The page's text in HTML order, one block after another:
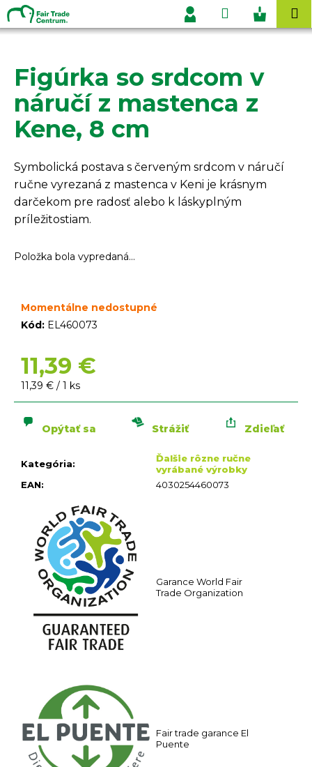
Prejsť
na
obsah
Hľadať
Prihlásenie
Figúrka so srdcom v
náručí z mastenca z
Kene, 8 cm
Symbolická postava s červeným srdcom v náručí
ručne vyrezaná z mastenca v Keni je krásnym
darčekom pre radosť alebo k láskyplným
príležitostiam.
Položka bola vypredaná…
Momentálne nedostupné
Kód: EL460073
11,39 €
Jednotková
cena:
11,39 € / 1 ks
Kategória:
Ďalšie rôzne ručne
vyrábané výrobky
EAN: 4030254460073
Garance World Fair
Trade Organization
Fair trade garance El
Puente
Opýtať sa Strážiť Zdieľať
K
o
Späť
Späť
Č
o
p
o
r
e
b
u
e
n
á
s
ť
?
HĽADAŤ